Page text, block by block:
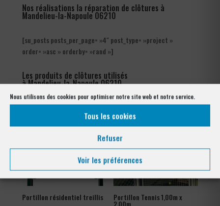
Nous utilisons des cookies pour optimiser notre site web et notre service.
Tous les cookies
Refuser
Voir les préférences
Nos réalisations la réparation de clôtures à
Mandelieu-la-Napoule 06210
[su_posts posts_per_page= »4″ post_type= »project »
order= »asc » orderby= »rand »]
Les produits de clôtures utilisés
à Mandelieu-la-Napoule 06210
Portillon résidentiel treillis
Portillon Tennis 1,00m x
2,00m